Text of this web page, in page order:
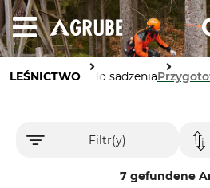
LEŚNICTWO
Urządzenia do sadzenia
Filtr(y)
7 gefundene